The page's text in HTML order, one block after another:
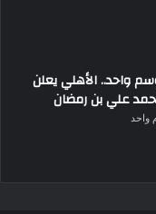
واحد.. الأهلي يعلن
علي بن رمضان
واحد